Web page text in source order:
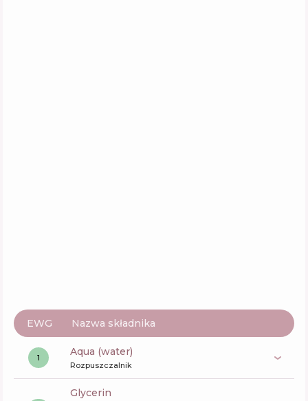
EWG Nazwa składnika
1 aqua (water)
Rozpuszczalnik
glycerin